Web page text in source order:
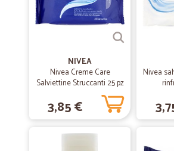
NIVEA
Nivea Creme Care
Salviettine Struccanti 25 pz
3,85 €
Nivea